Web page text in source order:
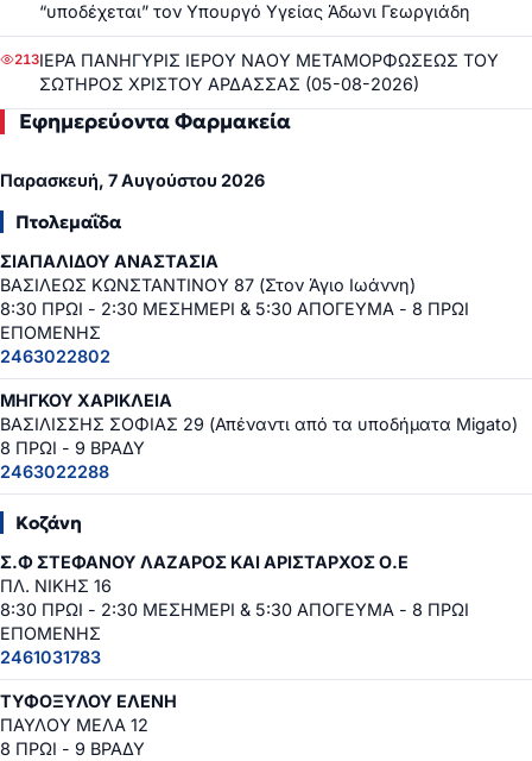
“υποδέχεται” τον Υπουργό Υγείας Άδωνι Γεωργιάδη
213ΙΕΡΑ ΠΑΝΗΓΥΡΙΣ ΙΕΡΟΥ ΝΑΟΥ ΜΕΤΑΜΟΡΦΩΣΕΩΣ ΤΟΥ
ΣΩΤΗΡΟΣ ΧΡΙΣΤΟΥ ΑΡΔΑΣΣΑΣ (05-08-2026)
Εφημερεύοντα Φαρμακεία
Παρασκευή, 7 Αυγούστου 2026
Πτολεμαΐδα
ΣΙΑΠΑΛΙΔΟΥ ΑΝΑΣΤΑΣΙΑ
ΒΑΣΙΛΕΩΣ ΚΩΝΣΤΑΝΤΙΝΟΥ 87 (Στον Άγιο Ιωάννη)
8:30 ΠΡΩΙ - 2:30 ΜΕΣΗΜΕΡΙ & 5:30 ΑΠΟΓΕΥΜΑ - 8 ΠΡΩΙ
ΕΠΟΜΕΝΗΣ
2463022802
ΜΗΓΚΟΥ ΧΑΡΙΚΛΕΙΑ
ΒΑΣΙΛΙΣΣΗΣ ΣΟΦΙΑΣ 29 (Απέναντι από τα υποδήματα Migato)
8 ΠΡΩΙ - 9 ΒΡΑΔΥ
2463022288
Κοζάνη
Σ.Φ ΣΤΕΦΑΝΟΥ ΛΑΖΑΡΟΣ ΚΑΙ ΑΡΙΣΤΑΡΧΟΣ Ο.Ε
ΠΛ. ΝΙΚΗΣ 16
8:30 ΠΡΩΙ - 2:30 ΜΕΣΗΜΕΡΙ & 5:30 ΑΠΟΓΕΥΜΑ - 8 ΠΡΩΙ
ΕΠΟΜΕΝΗΣ
2461031783
ΤΥΦΟΞΥΛΟΥ ΕΛΕΝΗ
ΠΑΥΛΟΥ ΜΕΛΑ 12
8 ΠΡΩΙ - 9 ΒΡΑΔΥ